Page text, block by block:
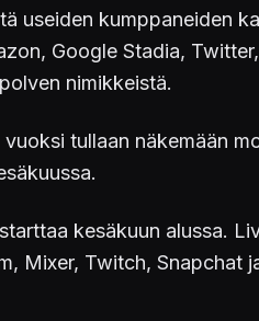
useiden kumppaneiden
Google Stadia,
nimikkeistä.
tullaan näkemään
kesäkuun alussa.
Mixer, Twitch, Snapchat